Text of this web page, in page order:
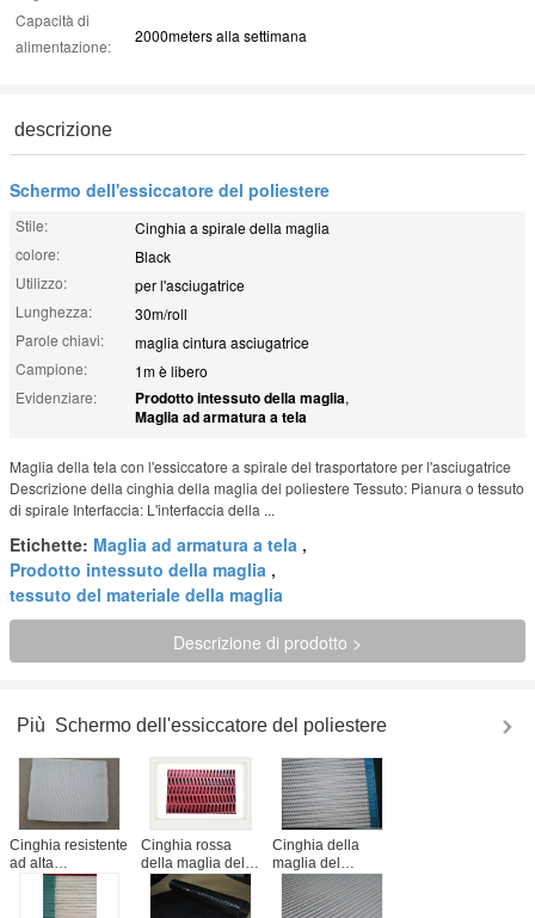
Capacità di
alimentazione:
2000meters alla settimana
descrizione
Schermo dell'essiccatore del poliestere
Stile:
Cinghia a spirale della maglia
colore:
Black
Utilizzo:
per l'asciugatrice
Lunghezza:
30m/roll
Parole chiavi:
maglia cintura asciugatrice
Campione:
1m è libero
Evidenziare:
Prodotto intessuto della maglia,
Maglia ad armatura a tela
Maglia della tela con l'essiccatore a spirale del trasportatore per l'asciugatrice
Descrizione della cinghia della maglia del poliestere Tessuto: Pianura o tessuto
di spirale Interfaccia: L'interfaccia della ...
Etichette: Maglia ad armatura a tela ,
Prodotto intessuto della maglia ,
tessuto del materiale della maglia
Descrizione di prodotto >
Più Schermo dell'essiccatore del poliestere
Cinghia resistente
ad alta
temperatura della
maglia del
Cinghia rossa
della maglia del
poliestere con il
trasportatore a
Cinghia della
maglia del
poliestere della
tela di